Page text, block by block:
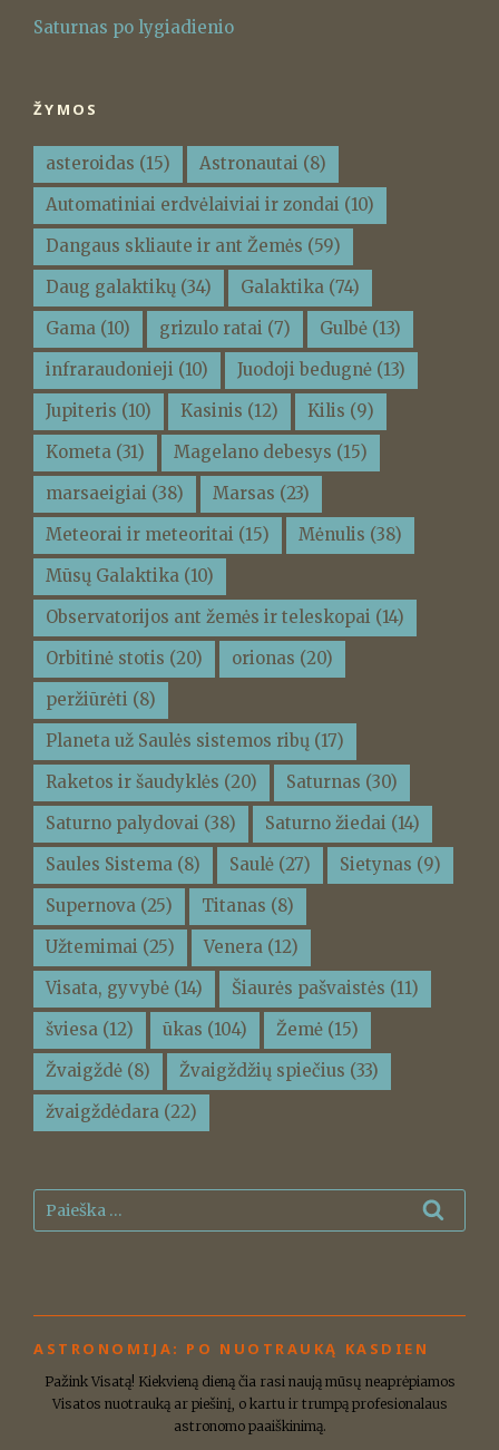
Saturnas po lygiadienio
ŽYMOS
asteroidas (15) Astronautai (8)
Automatiniai erdvėlaiviai ir zondai (10)
Dangaus skliaute ir ant Žemės (59)
Daug galaktikų (34) Galaktika (74)
Gama (10) grizulo ratai (7) Gulbė (13)
infraraudonieji (10) Juodoji bedugnė (13)
Jupiteris (10) Kasinis (12) Kilis (9)
Kometa (31) Magelano debesys (15)
marsaeigiai (38) Marsas (23)
Meteorai ir meteoritai (15) Mėnulis (38)
Mūsų Galaktika (10)
Observatorijos ant žemės ir teleskopai (14)
Orbitinė stotis (20) orionas (20)
peržiūrėti (8)
Planeta už Saulės sistemos ribų (17)
Raketos ir šaudyklės (20) Saturnas (30)
Saturno palydovai (38) Saturno žiedai (14)
Saules Sistema (8) Saulė (27) Sietynas (9)
Supernova (25) Titanas (8)
Užtemimai (25) Venera (12)
Visata, gyvybė (14) Šiaurės pašvaistės (11)
šviesa (12) ūkas (104) Žemė (15)
Žvaigždė (8) Žvaigždžių spiečius (33)
žvaigždėdara (22)
Ieškoti:
ASTRONOMIJA: PO NUOTRAUKĄ KASDIEN
Pažink Visatą! Kiekvieną dieną čia rasi naują mūsų neaprėpiamos
Visatos nuotrauką ar piešinį, o kartu ir trumpą profesionalaus
astronomo paaiškinimą.